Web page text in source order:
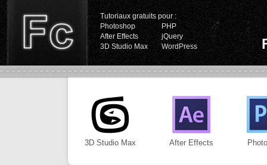
Tutoriaux gratuits pour :
Photoshop
PHP
After Effects
jQuery
3D Studio Max
WordPress
3D Studio Max After Effects